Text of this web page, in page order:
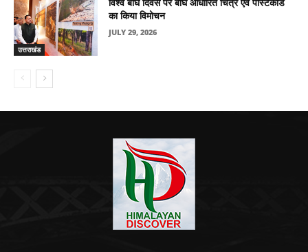
उत्तराखंड
विश्व बाघ दिवस पर बाघ आधारित चित्र एवं पोस्टकार्ड
का किया विमोचन
JULY 29, 2026